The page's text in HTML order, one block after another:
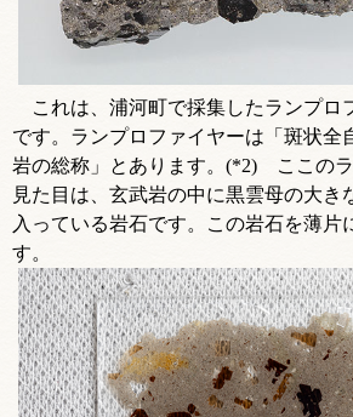
これは、浦河町で採集したランプロ
です。ランプロファイヤーは「斑状全
岩の総称」とあります。(*2) ここの
見た目は、玄武岩の中に黒雲母の大き
入っている岩石です。この岩石を薄片
す。